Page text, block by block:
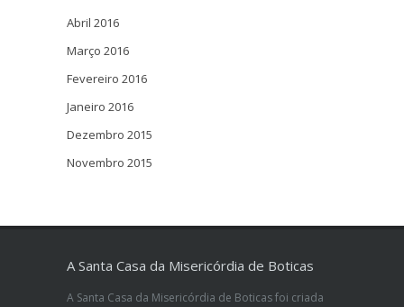
Abril 2016
Março 2016
Fevereiro 2016
Janeiro 2016
Dezembro 2015
Novembro 2015
A Santa Casa da Misericórdia de Boticas
A Santa Casa da Misericórdia de Boticas foi criada